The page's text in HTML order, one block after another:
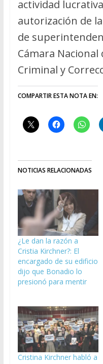
actividad
autorización de
de
Cámara Nacional
Criminal y
COMPARTIR ESTA NOTA EN:
NOTICIAS RELACIONADAS
¿Le dan la razón a
Cristia Kirchner?: El
encargado de su edificio
dijo que Bonadio lo
presionó para mentir
Cristina Kirchner habló a